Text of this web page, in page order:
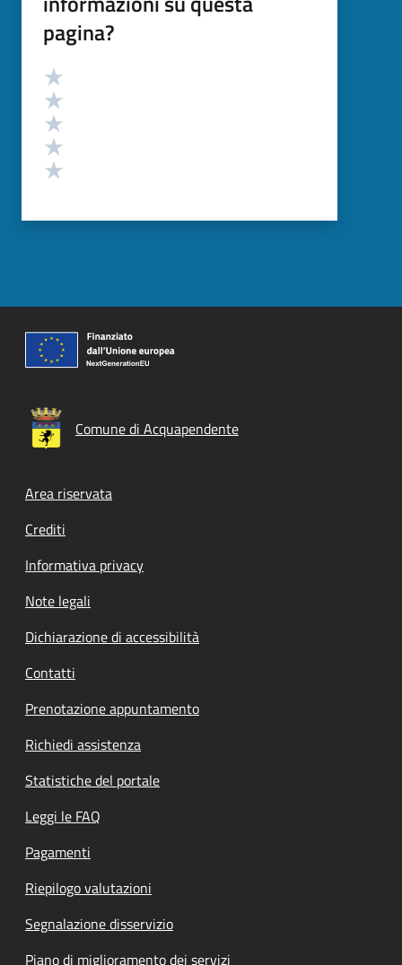
pagina?
Valutazione
Comune di Acquapendente
Footer menu
Area riservata
Crediti
Informativa privacy
Note legali
Dichiarazione di accessibilità
Contatti
Prenotazione appuntamento
Richiedi assistenza
Statistiche del portale
Leggi le FAQ
Pagamenti
Riepilogo valutazioni
Segnalazione disservizio
Piano di miglioramento dei servizi